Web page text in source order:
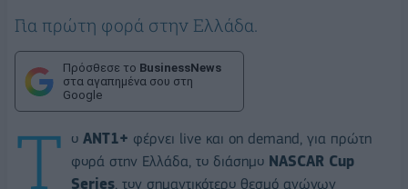
Για πρώτη φορά στην Ελλάδα.
Πρόσθεσε το BusinessNews
στα αγαπημένα σου στη
Google
Τ ο ANT1+ φέρνει live και on demand, για πρώτη
φορά στην Ελλάδα, το διάσημο NASCAR Cup
Series, τον σημαντικότερο θεσμό αγώνων